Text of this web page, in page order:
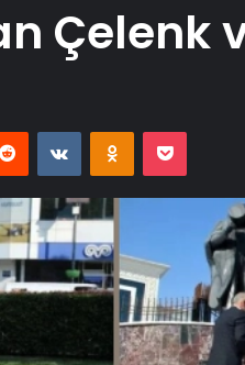
Çelenk
Reddit VKontakteOdnoklassniki
Pocket